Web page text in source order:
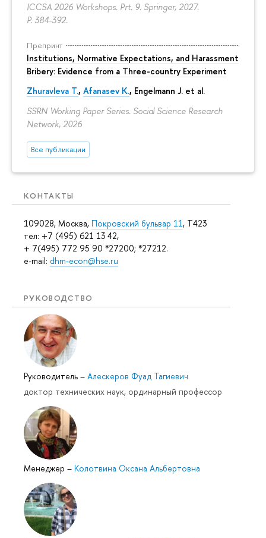
ICCSA 2026 Workshops. Prt. 9. Springer, 2027.
P. 384-392.
Препринт
Institutions, Normative Expectations, and Harassment
Bribery: Evidence from a Three-country Experiment
Zhuravleva T., Afanasev K., Engelmann J. et al.
SSRN Working Paper Series. Social Science Research
Network, 2026
Все публикации
КОНТАКТЫ
109028, Москва, Покровский бульвар 11, T423
тел: +7 (495) 621 13 42,
+ 7(495) 772 95 90 *27200; *27212.
e-mail: dhm-econ@hse.ru
РУКОВОДСТВО
Руководитель – Алескеров Фуад Тагиевич
доктор технических наук, ординарный профессор
Менеджер – Колотвина Оксана Альбертовна